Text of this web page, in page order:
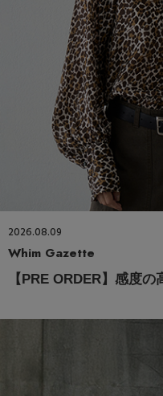
2026.08.09
Whim Gazette
【PRE ORDER】感度